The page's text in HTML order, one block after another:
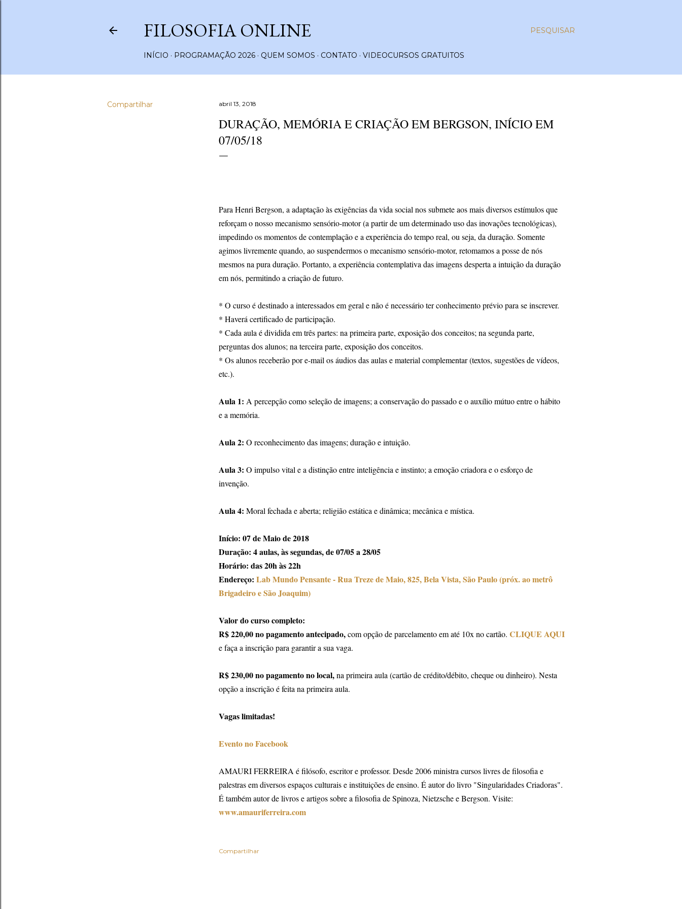
PESQUISAR
FILOSOFIA ONLINE
INÍCIO PROGRAMAÇÃO 2026 QUEM SOMOS CONTATO VIDEOCURSOS GRATUITOS
Compartilhar abril 13, 2018
DURAÇÃO, MEMÓRIA E CRIAÇÃO EM BERGSON, INÍCIO EM
07/05/18
Para Henri Bergson, a adaptação às exigências da vida social nos submete aos mais diversos estímulos que
reforçam o nosso mecanismo sensório-motor (a partir de um determinado uso das inovações tecnológicas),
impedindo os momentos de contemplação e a experiência do tempo real, ou seja, da duração. Somente
agimos livremente quando, ao suspendermos o mecanismo sensório-motor, retomamos a posse de nós
mesmos na pura duração. Portanto, a experiência contemplativa das imagens desperta a intuição da duração
em nós, permitindo a criação de futuro.
* O curso é destinado a interessados em geral e não é necessário ter conhecimento prévio para se inscrever.
* Haverá certificado de participação.
* Cada aula é dividida em três partes: na primeira parte, exposição dos conceitos; na segunda parte,
perguntas dos alunos; na terceira parte, exposição dos conceitos.
* Os alunos receberão por e-mail os áudios das aulas e material complementar (textos, sugestões de vídeos,
etc.).
Aula 1: A percepção como seleção de imagens; a conservação do passado e o auxílio mútuo entre o hábito
e a memória.
Aula 2: O reconhecimento das imagens; duração e intuição.
Aula 3: O impulso vital e a distinção entre inteligência e instinto; a emoção criadora e o esforço de
invenção.
Aula 4: Moral fechada e aberta; religião estática e dinâmica; mecânica e mística.
Início: 07 de Maio de 2018
Duração: 4 aulas, às segundas, de 07/05 a 28/05
Horário: das 20h às 22h
Endereço: Lab Mundo Pensante - Rua Treze de Maio, 825, Bela Vista, São Paulo (próx. ao metrô
Brigadeiro e São Joaquim)
Valor do curso completo:
R$ 220,00 no pagamento antecipado,com opção de parcelamento em até 10x no cartão. CLIQUE AQUI
e faça a inscrição para garantir a sua vaga.
R$ 230,00 no pagamento no local,na primeira aula (cartão de crédito/débito, cheque ou dinheiro). Nesta
opção a inscrição é feita na primeira aula.
Vagas limitadas!
Evento no Facebook
AMAURI FERREIRA é filósofo, escritor e professor. Desde 2006 ministra cursos livres de filosofia e
palestras em diversos espaços culturais e instituições de ensino. É autor do livro "Singularidades Criadoras".
É também autor de livros e artigos sobre a filosofia de Spinoza, Nietzsche e Bergson. Visite:
www.amauriferreira.com
Compartilhar